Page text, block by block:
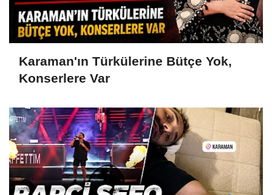
Karaman'ın Türkülerine Bütçe Yok,
Konserlere Var